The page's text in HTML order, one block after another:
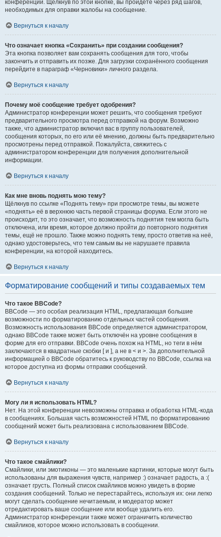
конференции. Щёлкнув по этой кнопке, вы пройдёте через ряд шагов,
необходимых для оправки жалобы на сообщение.
Вернуться к началу
Что означает кнопка «Сохранить» при создании сообщения?
Эта кнопка позволяет вам сохранять сообщения для того, чтобы
закончить и отправить их позже. Для загрузки сохранённого сообщения
перейдите в параграф «Черновики» личного раздела.
Вернуться к началу
Почему моё сообщение требует одобрения?
Администратор конференции может решить, что сообщения требуют
предварительного просмотра перед отправкой на форум. Возможно
также, что администратор включил вас в группу пользователей,
сообщения которых, по его или её мнению, должны быть предварительно
просмотрены перед отправкой. Пожалуйста, свяжитесь с
администратором конференции для получения дополнительной
информации.
Вернуться к началу
Как мне вновь поднять мою тему?
Щёлкнув по ссылке «Поднять тему» при просмотре темы, вы можете
«поднять» её в верхнюю часть первой страницы форума. Если этого не
происходит, то это означает, что возможность поднятия тем могла быть
отключена, или время, которое должно пройти до повторного поднятия
темы, ещё не прошло. Также можно поднять тему, просто ответив на неё,
однако удостоверьтесь, что тем самым вы не нарушаете правила
конференции, на которой находитесь.
Вернуться к началу
Форматирование сообщений и типы создаваемых тем
Что такое BBCode?
BBCode — это особая реализация HTML, предлагающая большие
возможности по форматированию отдельных частей сообщения.
Возможность использования BBCode определяется администратором,
однако BBCode также может быть отключён на уровне сообщения в
форме для его отправки. BBCode очень похож на HTML, но теги в нём
заключаются в квадратные скобки [ и ], а не в < и >. За дополнительной
информацией о BBCode обратитесь к руководству по BBCode, ссылка на
которое доступна из формы отправки сообщений.
Вернуться к началу
Могу ли я использовать HTML?
Нет. На этой конференции невозможны отправка и обработка HTML-кода
в сообщениях. Большая часть возможностей HTML по форматированию
сообщений может быть реализована с использованием BBCode.
Вернуться к началу
Что такое смайлики?
Смайлики, или эмотиконы — это маленькие картинки, которые могут быть
использованы для выражения чувств, например :) означает радость, а :(
означает грусть. Полный список смайликов можно увидеть в форме
создания сообщений. Только не перестарайтесь, используя их: они легко
могут сделать сообщение нечитаемым, и модератор может
отредактировать ваше сообщение или вообще удалить его.
Администратор конференции также может ограничить количество
смайликов, которое можно использовать в сообщении.